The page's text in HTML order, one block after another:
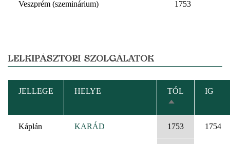
Veszprém (szeminárium) 1753
LELKIPÁSZTORI SZOLGÁLATOK
JELLEGE HELYE
TÓL
CSÖKKENŐ
RENDEZÉS
IG
Káplán KARÁD 1753 1754